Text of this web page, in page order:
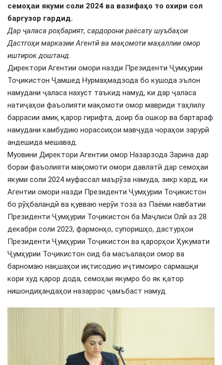
семоҳаи якуми соли 2024 ва вазифаҳо то охири сол
баргузор гардид.
Дар ҷаласа роҳбарият, сардорони раёсату шуъбаҳои
Дастгоҳи марказии Агентӣ ва мақомоти маҳаллии омор
иштирок доштанд.
Директори Агентии омори назди Президенти Ҷумҳурии
Тоҷикистон Ҷамшед Нурмаҳмадзода бо кушода эълон
намудани ҷаласа нахуст таъкид намуд, ки дар ҷаласа
натиҷаҳои фаъолияти мақомоти омор мавриди таҳлилу
баррасии амиқ қарор гирифта, доир ба ошкор ва бартараф
намудани камбудию норасоиҳои мавҷуда чораҳои зарурӣ
андешида мешавад.
Муовини Директори Агентии омор Назарзода Зарина дар
бораи фаъолияти мақомоти омори давлатӣ дар семоҳаи
якуми соли 2024 муфассал маърӯза намуда, зикр кард, ки
Агентии омори назди Президенти Ҷумҳурии Тоҷикистон
бо рӯҳбаландӣ ва қувваю нерӯи тоза аз Паёми навбатии
Президенти Ҷумҳурии Тоҷикистон ба Маҷлиси Олӣ аз 28
декабри соли 2023, фармонҳо, супоришҳо, дастурҳои
Президенти Ҷумҳурии Тоҷикистон ва қарорҳои Ҳукумати
Ҷумҳурии Тоҷикистон оид ба масъалаҳои омор ва
барномаю нақшаҳои иқтисодию иҷтимоиро сармашқи
кори худ қарор дода, семоҳаи якумро бо як қатор
нишондиҳандаҳои назаррас ҷамъбаст намуд.